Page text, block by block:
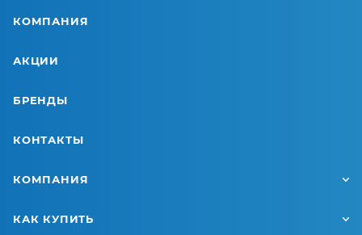
КОМПАНИЯ
АКЦИИ
БРЕНДЫ
КОНТАКТЫ
КОМПАНИЯ
КАК КУПИТЬ